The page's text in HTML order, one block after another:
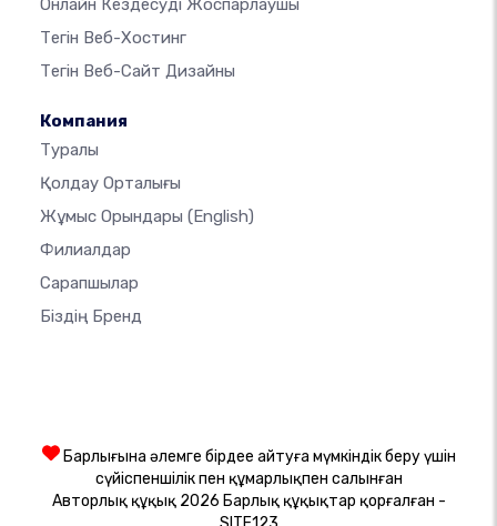
Онлайн Кездесуді Жоспарлаушы
Тегін Веб-Хостинг
Тегін Веб-Сайт Дизайны
Компания
Туралы
Қолдау Орталығы
Жұмыс Орындары (English)
Филиалдар
Сарапшылар
Біздің Бренд
Барлығына әлемге бірдеңе айтуға мүмкіндік беру үшін
сүйіспеншілік пен құмарлықпен салынған
Авторлық құқық 2026 Барлық құқықтар қорғалған -